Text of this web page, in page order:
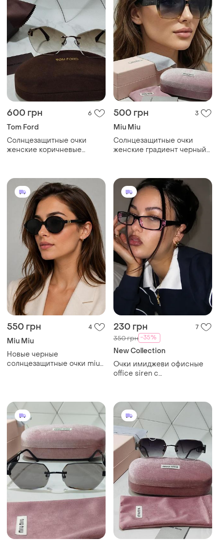
600 грн 6
Tom Ford
Солнцезащитные очки
женские коричневые
500 грн 3
Miu Miu
Солнцезащитные очки
женские градиент черный/
550 грн 4
Miu Miu
Новые черные
солнцезащитные очки miu
230 грн 7
350 грн -35%
New Collection
Очки имиджеви офисные
office siren с